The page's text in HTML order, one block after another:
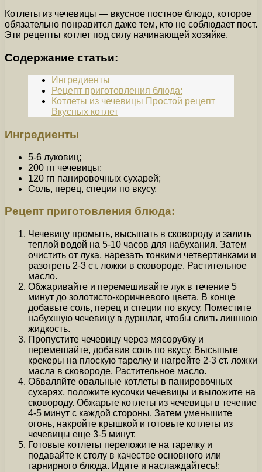
Котлеты из чечевицы — вкусное постное блюдо, которое
обязательно понравится даже тем, кто не соблюдает пост.
Эти рецепты котлет под силу начинающей хозяйке.
Содержание статьи:
Ингредиенты
Рецепт приготовления блюда:
Котлеты из чечевицы Простой рецепт
Вкусных котлет
Ингредиенты
5-6 луковиц;
200 гп чечевицы;
120 гп панировочных сухарей;
Соль, перец, специи по вкусу.
Рецепт приготовления блюда:
Чечевицу промыть, высыпать в сковороду и залить
теплой водой на 5-10 часов для набухания. Затем
очистить от лука, нарезать тонкими четвертинками и
разогреть 2-3 ст. ложки в сковороде. Растительное
масло.
Обжаривайте и перемешивайте лук в течение 5
минут до золотисто-коричневого цвета. В конце
добавьте соль, перец и специи по вкусу. Поместите
набухшую чечевицу в дуршлаг, чтобы слить лишнюю
жидкость.
Пропустите чечевицу через мясорубку и
перемешайте, добавив соль по вкусу. Высыпьте
крекеры на плоскую тарелку и нагрейте 2-3 ст. ложки
масла в сковороде. Растительное масло.
Обваляйте овальные котлеты в панировочных
сухарях, положите кусочки чечевицы и выложите на
сковороду. Обжарьте котлеты из чечевицы в течение
4-5 минут с каждой стороны. Затем уменьшите
огонь, накройте крышкой и готовьте котлеты из
чечевицы еще 3-5 минут.
Готовые котлеты переложите на тарелку и
подавайте к столу в качестве основного или
гарнирного блюда. Идите и наслаждайтесь!;